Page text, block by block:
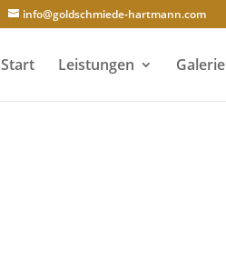
info@goldschmiede-hartmann.com
Start Leistungen Galerie